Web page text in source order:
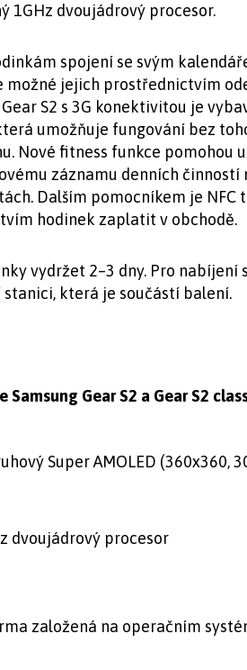
1GHz dvoujádrový procesor.
spojení se svým
možné jejich prostřednictvím
S2 s 3G konektivitou je
umožňuje fungování bez
Nové fitness funkce pomohou
záznamu denních
Dalším pomocníkem je NFC
hodinek zaplatit v obchodě.
vydržet 2–3 dny. Pro nabíjení
která je součástí balení.
Gear S2 a Gear S2
Super AMOLED (360x360,
dvoujádrový procesor
založená na operačním